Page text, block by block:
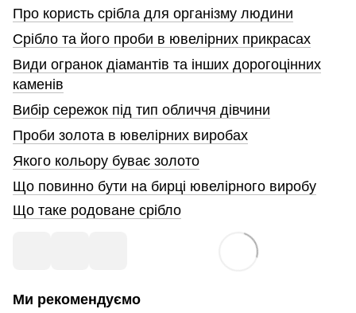
Про користь срібла для організму людини
Срібло та його проби в ювелірних прикрасах
Види огранок діамантів та інших дорогоцінних
каменів
Вибір сережок під тип обличчя дівчини
Проби золота в ювелірних виробах
Якого кольору буває золото
Що повинно бути на бирці ювелірного виробу
Що таке родоване срібло
Ми рекомендуємо